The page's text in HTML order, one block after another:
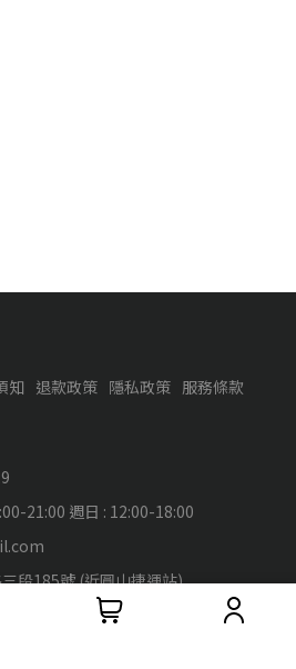
知 退款政策 隱私政策 服務條款
21:00 週日 : 12:00-18:00
段185號 (近圓山捷運站)